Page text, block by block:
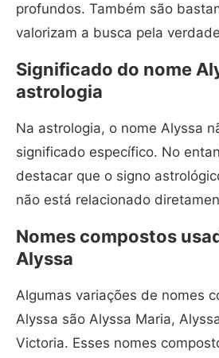
profundos. Também são
valorizam a busca pela
Significado do nome
astrologia
Na astrologia, o nome Alyssa
significado específico. No
destacar que o signo
não está relacionado
Nomes compostos
Alyssa
Algumas variações de nomes
Alyssa são Alyssa Maria,
Victoria. Esses nomes